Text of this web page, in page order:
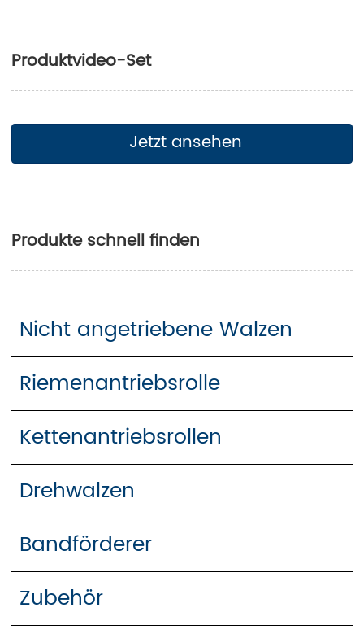
Produktvideo-Set
Jetzt ansehen
Produkte schnell finden
Nicht angetriebene Walzen
Riemenantriebsrolle
Kettenantriebsrollen
Drehwalzen
Bandförderer
Zubehör